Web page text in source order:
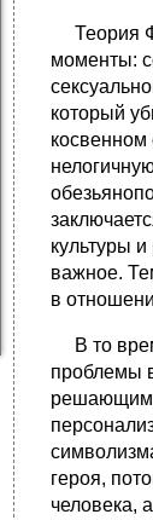
Теория
моменты:
который
косвенном
культуры
важное.
в
В то
проблемы
решающим.
героя,
человека,